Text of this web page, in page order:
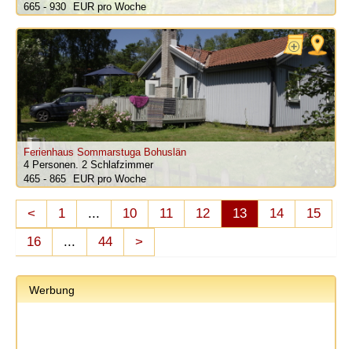
665 - 930
pro Woche
Ferienhaus Sommarstuga Bohuslän
4 Personen. 2 Schlafzimmer
465 - 865
pro Woche
< 1 ... 10 11 12 13 14
15
16
... 44 >
Werbung